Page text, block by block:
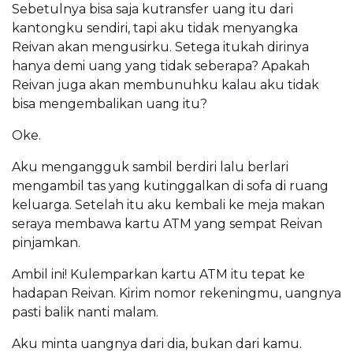
Sebetulnya bisa saja kutransfer uang itu dari
kantongku sendiri, tapi aku tidak menyangka
Reivan akan mengusirku. Setega itukah dirinya
hanya demi uang yang tidak seberapa? Apakah
Reivan juga akan membunuhku kalau aku tidak
bisa mengembalikan uang itu?
Oke.
Aku mengangguk sambil berdiri lalu berlari
mengambil tas yang kutinggalkan di sofa di ruang
keluarga. Setelah itu aku kembali ke meja makan
seraya membawa kartu ATM yang sempat Reivan
pinjamkan.
Ambil ini! Kulemparkan kartu ATM itu tepat ke
hadapan Reivan. Kirim nomor rekeningmu, uangnya
pasti balik nanti malam.
Aku minta uangnya dari dia, bukan dari kamu.